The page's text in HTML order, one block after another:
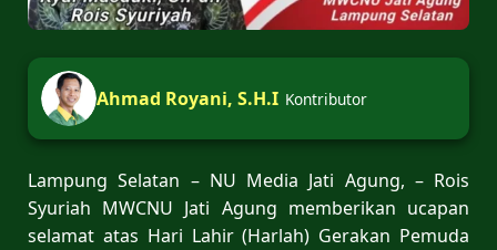
Ahmad Royani, S.H.I Kontributor
Lampung Selatan – NU Media Jati Agung, – Rois
Syuriah MWCNU Jati Agung memberikan ucapan
selamat atas Hari Lahir (Harlah) Gerakan Pemuda